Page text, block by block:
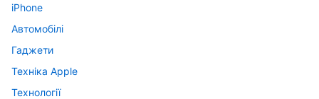
iPhone
Автомобілі
Гаджети
Техніка Apple
Технології